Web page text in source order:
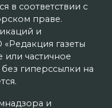
в соответствии с
праве.
и
газеты
или частичное
гиперссылки на
и